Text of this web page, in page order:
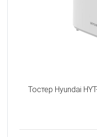
Тостер Hyundai